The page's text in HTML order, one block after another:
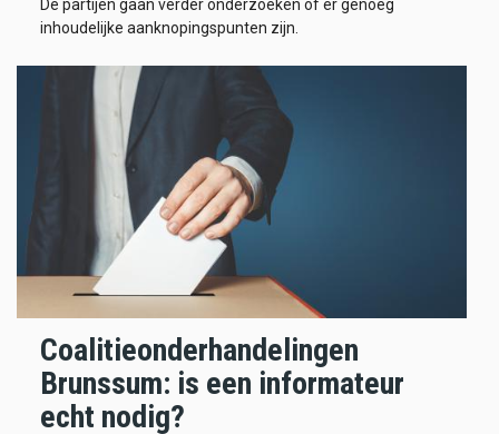
De partijen gaan verder onderzoeken of er genoeg
inhoudelijke aanknopingspunten zijn.
Coalitieonderhandelingen
Brunssum: is een informateur
echt nodig?